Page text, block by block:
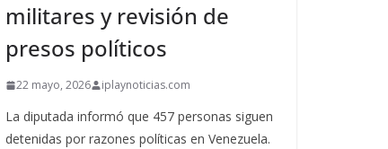
militares y revisión de
presos políticos
22 mayo, 2026 iplaynoticias.com
La diputada informó que 457 personas siguen
detenidas por razones políticas en Venezuela.